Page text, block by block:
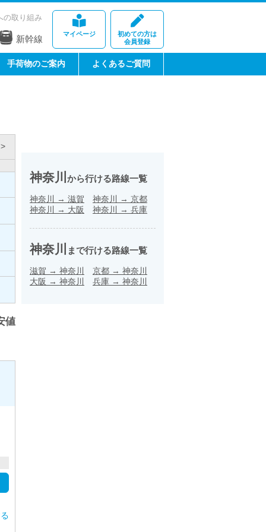
マイページ
初めての方は
会員登録
の取り組み
新幹線
手荷物のご案内 よくあるご質問
値
神奈川 から行ける路線一覧
神奈川 → 滋賀 神奈川 → 京都
神奈川
→ 大阪 神奈川 → 兵庫
神奈川 まで行ける路線一覧
滋賀 → 神奈川 京都 → 神奈川
大阪 → 神奈川 兵庫 → 神奈川